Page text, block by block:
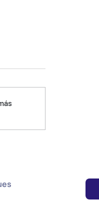
INTERIORES BOX PARA